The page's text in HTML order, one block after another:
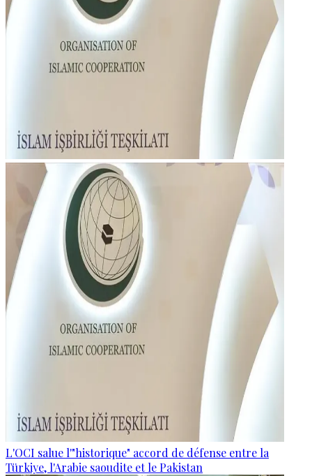
L'OCI salue l'"historique" accord de défense entre la
Türkiye, l'Arabie saoudite et le Pakistan